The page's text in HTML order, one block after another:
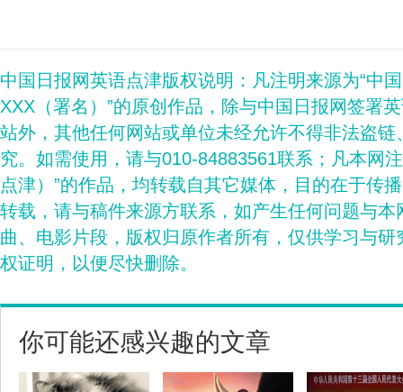
中国日报网英语点津版权说明：凡注明来源为“中
XXX（署名）”的原创作品，除与中国日报网签署
站外，其他任何网站或单位未经允许不得非法盗
究。如需使用，请与010-84883561联系；凡本网
点津）”的作品，均转载自其它媒体，目的在于传
转载，请与稿件来源方联系，如产生任何问题与
曲、电影片段，版权归原作者所有，仅供学习与
权证明，以便尽快删除。
你可能还感兴趣的文章